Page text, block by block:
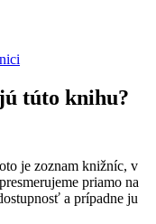
túto knihu?
je zoznam knižníc, v
priamo na
a prípadne ju